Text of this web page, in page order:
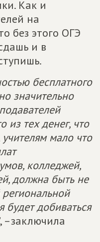
Как и
на
без этого ОГЭ
и в
бесплатного
значительно
из тех денег, что
мало что
колледжей,
должна быть не
будет добиваться
–заключила